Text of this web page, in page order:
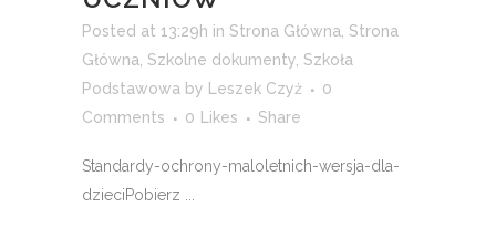
Posted at 13:29h in Strona Główna Strona
Główna Szkolne dokumenty Szkoła
Podstawowa by Leszek Czyż
0
Comments
0 Likes Share
Standardy-ochrony-maloletnich-wersja-dla-
dzieciPobierz ...